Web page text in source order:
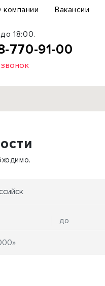
компании Вакансии
18:00.
770-91-00